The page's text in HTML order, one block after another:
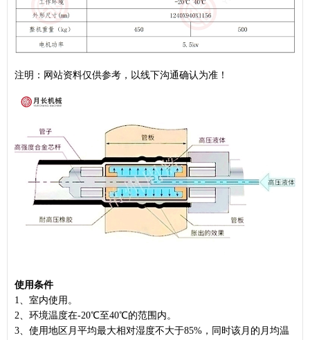
注明：网站资料仅供参考，以线下沟通确认为准！
使用条件
1、室内使用。
2、环境温度在-20℃至40℃的范围内。
3、使用地区月平均最大相对湿度不大于85%，同时该月的月均温